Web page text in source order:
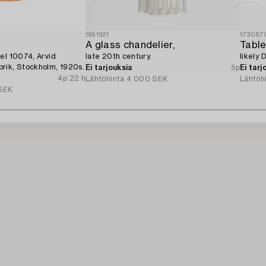
10074, Arvid
Stockholm, 1920s.
4p 22 h
1661921
A glass chandelier,
late 20th century.
Ei tarjouksia
5p
Lähtöhinta 4 000 SEK
likely
Ei